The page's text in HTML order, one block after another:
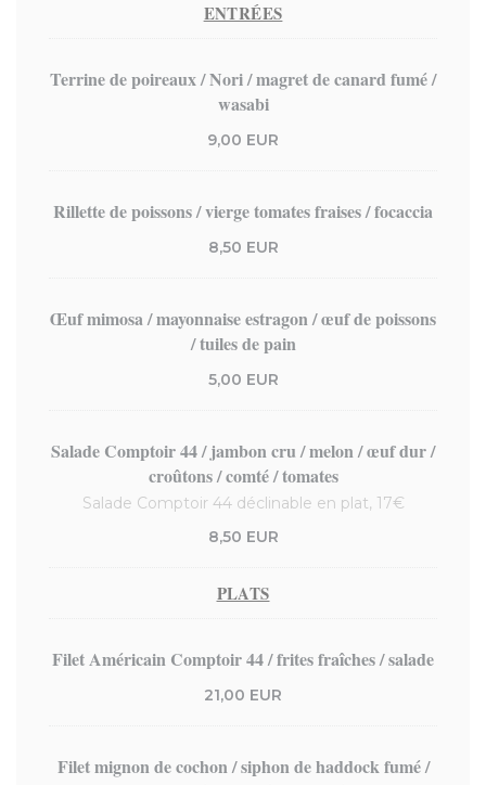
ENTRÉES
Terrine de poireaux / Nori / magret de canard fumé /
wasabi
9,00 EUR
Rillette de poissons / vierge tomates fraises / focaccia
8,50 EUR
Œuf mimosa / mayonnaise estragon / œuf de poissons
/ tuiles de pain
5,00 EUR
Salade Comptoir 44 / jambon cru / melon / œuf dur /
croûtons / comté / tomates
Salade Comptoir 44 déclinable en plat, 17€
8,50 EUR
PLATS
Filet Américain Comptoir 44 / frites fraîches / salade
21,00 EUR
Filet mignon de cochon / siphon de haddock fumé /